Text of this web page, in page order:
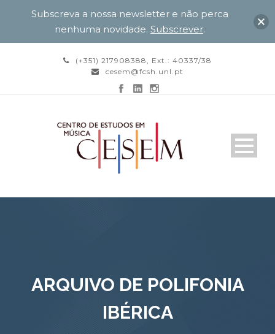
(+351) 217908388, Ext.: 40337/38
cesem@fcsh.unl.pt
ARQUIVO DE POLIFONIA
IBÉRICA
Subscreva a nossa newsletter e não perca
nenhuma novidade. Subscrever.